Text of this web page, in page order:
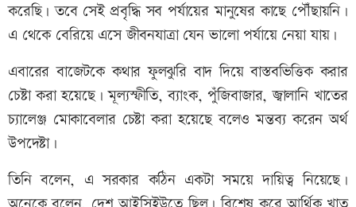
করেছি। তবে সেই প্রবৃদ্ধি সব পর্যায়ের মানুষের কাছে পৌঁছায়নি।
এ থেকে বেরিয়ে এসে জীবনযাত্রা যেন ভালো পর্যায়ে নেয়া যায়।
এবারের বাজেটকে কথার ফুলঝুরি বাদ দিয়ে বাস্তবভিত্তিক করার
চেষ্টা করা হয়েছে। মূল্যস্ফীতি, ব্যাংক, পুঁজিবাজার, জ্বালানি খাতের
চ্যালেঞ্জ মোকাবেলার চেষ্টা করা হয়েছে বলেও মন্তব্য করেন অর্থ
উপদেষ্টা।
তিনি বলেন, এ সরকার কঠিন একটা সময়ে দায়িত্ব নিয়েছে।